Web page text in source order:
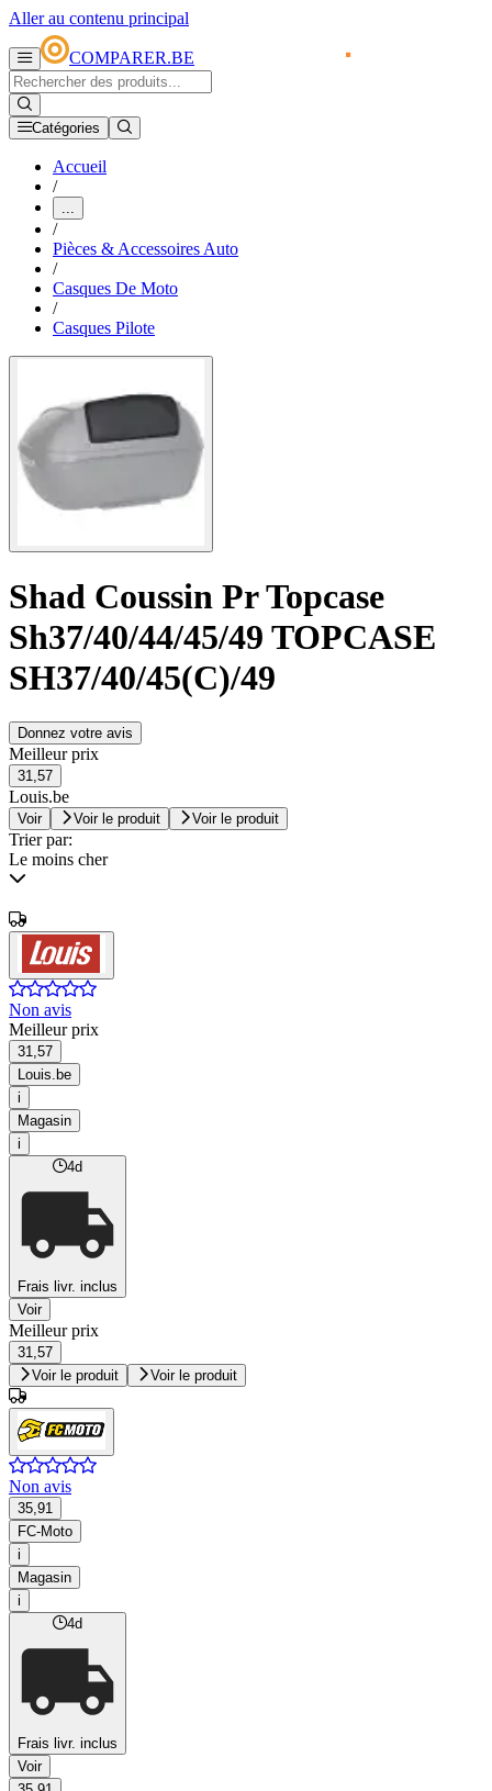
Aller au contenu principal
COMPARER.BE
Catégories
Accueil
/
...
/
Pièces & Accessoires Auto
/
Casques De Moto
/
Casques Pilote
Shad Coussin Pr Topcase
Sh37/40/44/45/49 TOPCASE
SH37/40/45(C)/49
Donnez votre avis
Meilleur prix
31,57
Louis.be
Voir Voir le produit Voir le produit
Trier par:
Le moins cher
Non avis
Meilleur prix
31,57
Louis.be
i
Magasin
i
4d
Frais livr. inclus
Voir
Meilleur prix
31,57
Voir le produit
Voir le produit
Non avis
35,91
FC-Moto
i
Magasin
i
4d
Frais livr. inclus
Voir